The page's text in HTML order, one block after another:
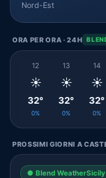
Nord-Est
ORA PER ORA · 24H
12
☀️
32°
0%
13
☀️
32°
0%
14
☀️
32°
0%
PROSSIMI GIORNI A
● Blend WeatherSicily